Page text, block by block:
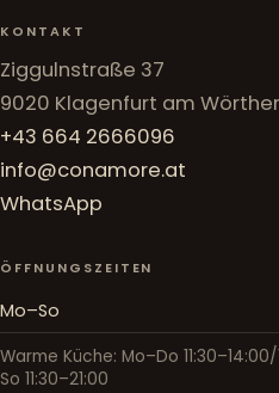
KONTAKT
Ziggulnstraße 37
9020 Klagenfurt am
+43 664 2666096
info@conamore.at
WhatsApp
ÖFFNUNGSZEITEN
Mo–So
Warme Küche: Mo–Do 11:30–14:00/
So 11:30–21:00